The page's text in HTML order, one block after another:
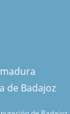
de Badajoz